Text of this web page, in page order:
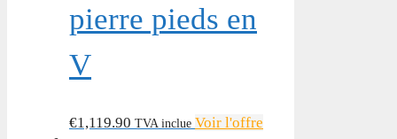
pierre pieds en
V
€1,119.90 TVA inclue Voir l'offre